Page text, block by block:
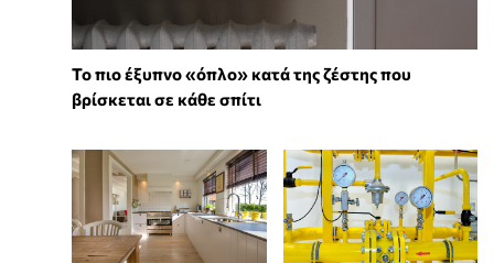
To πιο έξυπνο «όπλο» κατά της ζέστης που
βρίσκεται σε κάθε σπίτι